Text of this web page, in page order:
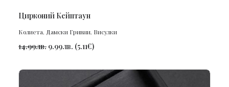
Цирконий Кейптаун
Колиета, Дамски Гривни, Висулки
14.99лв. 9.99лв. (5.11€)